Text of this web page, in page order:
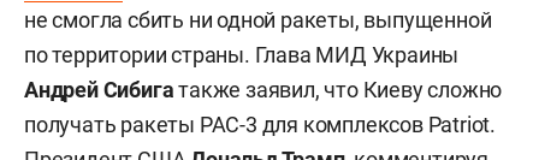
не смогла сбить ни одной ракеты, выпущенной
по территории страны. Глава МИД Украины
Андрей Сибигатакже заявил, что Киеву сложно
получать ракеты PAC-3 для комплексов Patriot.